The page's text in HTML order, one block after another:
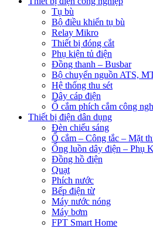
Tụ bù
Bộ điều khiển tụ bù
Relay Mikro
Thiết bị đóng cắt
Phụ kiện tủ điện
Đồng thanh – Busbar
Bộ chuyển nguồn ATS,
Hệ thống thu sét
Dây cáp điện
Ổ cắm phích cắm công
Thiết bị điện dân dụng
Đèn chiếu sáng
Ổ cắm – Công tắc – Mặt
Ống luồn dây điện – Phụ
Đồng hồ điện
Quạt
Phích nước
Bếp điện từ
Máy nước nóng
Máy bơm
FPT Smart Home